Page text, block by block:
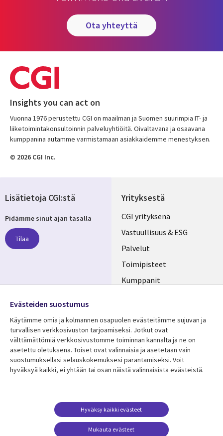
ota yhteyttä
Insights you can act on
Vuonna 1976 perustettu CGI on maailman ja Suomen suurimpia IT- ja
liiketoimintakonsultoinnin palveluyhtiöitä. Oivaltavana ja osaavana
kumppanina autamme varmistamaan asiakkaidemme menestyksen.
© 2026 CGI Inc.
Yrityksestä
Useful
links
FINLAND
CGI yrityksenä
Vastuullisuus & ESG
Palvelut
Toimipisteet
Kumppanit
Resurssikeskus
Library
FINLAND
Asiakastarinat
Lisätietoa
Legal
Tietosuoja
Käyttöehdot
Yhteystiedot
Lisätietoja CGI:stä
Pidämme sinut ajan tasalla
Tilaa
Media
FINLAND
Evästeiden suostumus
Käytämme omia ja kolmannen osapuolen evästeitämme sujuvan ja
turvallisen verkkosivuston tarjoamiseksi. Jotkut ovat
välttämättömiä verkkosivustomme toiminnan kannalta ja ne on
asetettu oletuksena. Toiset ovat valinnaisia ​​ja asetetaan vain
suostumuksellasi selauskokemuksesi parantamiseksi. Voit
hyväksyä kaikki, ei yhtään tai osan näistä valinnaisista evästeistä.
Mukauta evästeet
Hyväksy kaikki evästeet